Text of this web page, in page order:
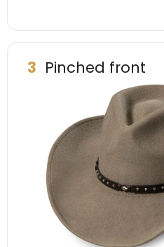
3 Pinched front